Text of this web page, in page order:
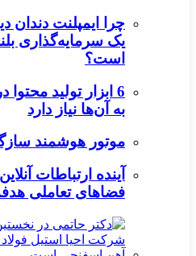
چرا ایمپلنت دندان
یک سرمایه‌گذاری
است؟
6 ابزار تولید
به آن‌ها نیاز دارد
موتور هوشمند
آینده ارتباطات
فضاهای تعاملی